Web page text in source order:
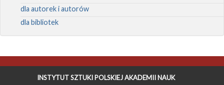
dla autorek i autorów
dla bibliotek
INSTYTUT SZTUKI POLSKIEJ AKADEMII NAUK